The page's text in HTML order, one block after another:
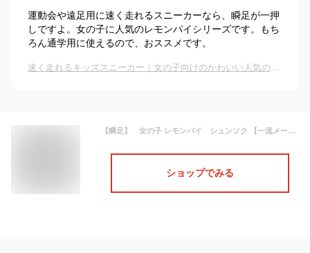
運動会や遠足用に速く走れるスニーカーなら、瞬足が一押
しですよ。女の子に人気のレモンパイシリーズです。もち
ろん通学用に使えるので、おススメです。
速く走れるキッズスニーカー｜女の子向けのかわいい人気のおすすめは？
【瞬足】 女の子 レモンパイ シュンソク 【一流メーカー】ジュニアスニーカー シュンソク 瞬足レモンパイ キッズ ジュニア スニーカー 子供靴 きっず 運動会 激安 セール 靴 大人気
ショップでみる